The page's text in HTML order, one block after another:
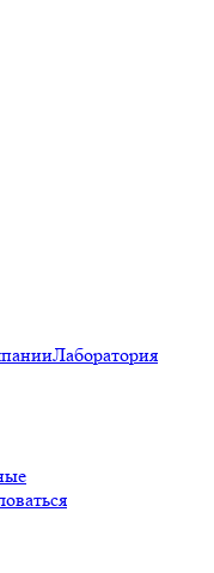
Лаборатория